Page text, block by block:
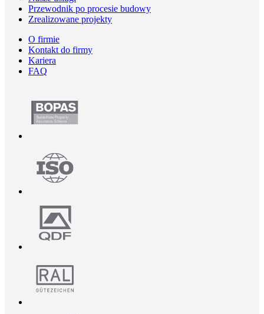
Przewodnik po procesie budowy
Zrealizowane projekty
O firmie
Kontakt do firmy
Kariera
FAQ